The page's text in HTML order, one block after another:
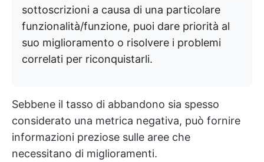
sottoscrizioni a causa di una particolare
funzionalità/funzione, puoi dare priorità al
suo miglioramento o risolvere i problemi
correlati per riconquistarli.
Sebbene il tasso di abbandono sia spesso
considerato una metrica negativa, può fornire
informazioni preziose sulle aree che
necessitano di miglioramenti.